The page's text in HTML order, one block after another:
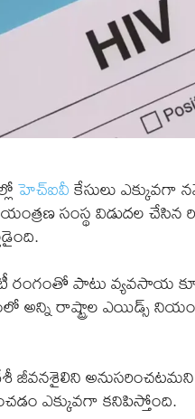
హెచ్‌ఐవీకేసులు ఎక్కువగా
సంస్థ విడుదల చేసిన
రంగంతో పాటు వ్యవసాయ
అన్ని రాష్ట్రాల ఎయిడ్స్
జీవనశైలిని
ఎక్కువగా కనిపిస్తోంది.